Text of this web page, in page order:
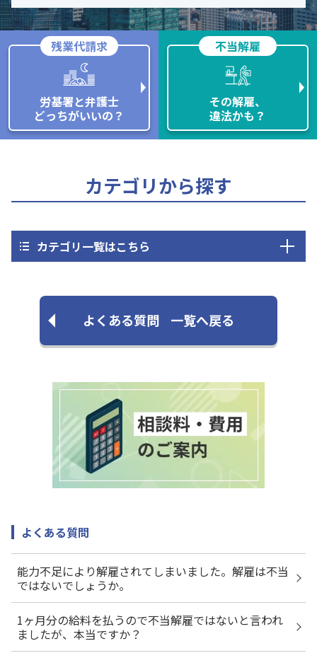
残業代請求
労基署と弁護士
どっちがいいの？
不当解雇
その解雇、
違法かも？
カテゴリから探す
カテゴリ一覧はこちら
よくある質問 一覧へ戻る
よくある質問
能力不足により解雇されてしまいました。解雇は不当
ではないでしょうか。
1ヶ月分の給料を払うので不当解雇ではないと言われ
ましたが、本当ですか？